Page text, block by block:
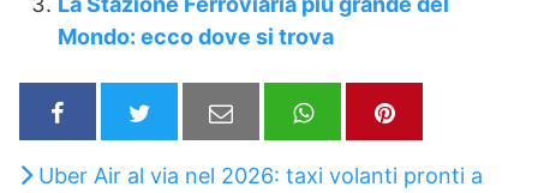
Mondo: ecco dove si trova
Uber Air al via nel 2026: taxi volanti pronti a